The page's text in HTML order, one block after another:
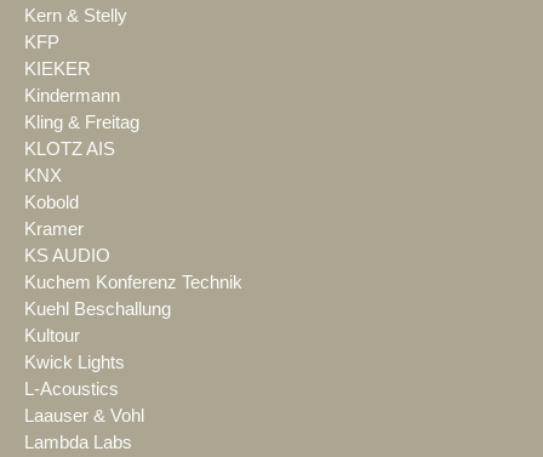
Kern & Stelly
KFP
KIEKER
Kindermann
Kling & Freitag
KLOTZ AIS
KNX
Kobold
Kramer
KS AUDIO
Kuchem Konferenz Technik
Kuehl Beschallung
Kultour
Kwick Lights
L-Acoustics
Laauser & Vohl
Lambda Labs